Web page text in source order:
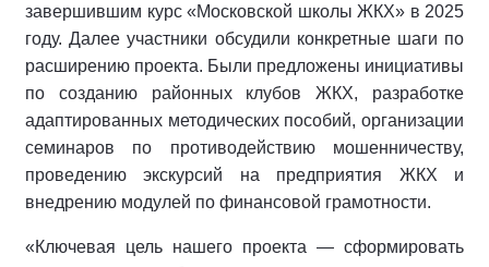
завершившим курс «Московской школы ЖКХ» в 2025
году. Далее участники обсудили конкретные шаги по
расширению проекта. Были предложены инициативы
по созданию районных клубов ЖКХ, разработке
адаптированных методических пособий, организации
семинаров по противодействию мошенничеству,
проведению экскурсий на предприятия ЖКХ и
внедрению модулей по финансовой грамотности.
«Ключевая цель нашего проекта — сформировать